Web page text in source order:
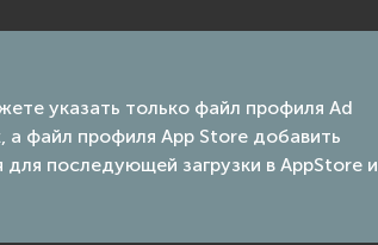
указать только файл профиля Ad
а файл профиля App Store добавить
последующей загрузки в AppStore и